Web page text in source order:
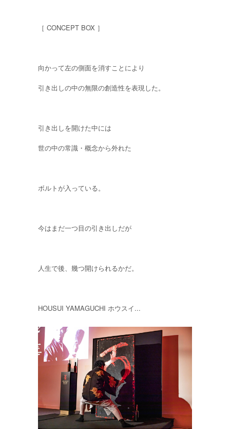
［ CONCEPT BOX ］
向かって左の側面を消すことにより
引き出しの中の無限の創造性を表現した。
引き出しを開けた中には
世の中の常識・概念から外れた
ボルトが入っている。
今はまだ一つ目の引き出しだが
人生で後、幾つ開けられるかだ。
HOUSUI YAMAGUCHI ホウスイ...